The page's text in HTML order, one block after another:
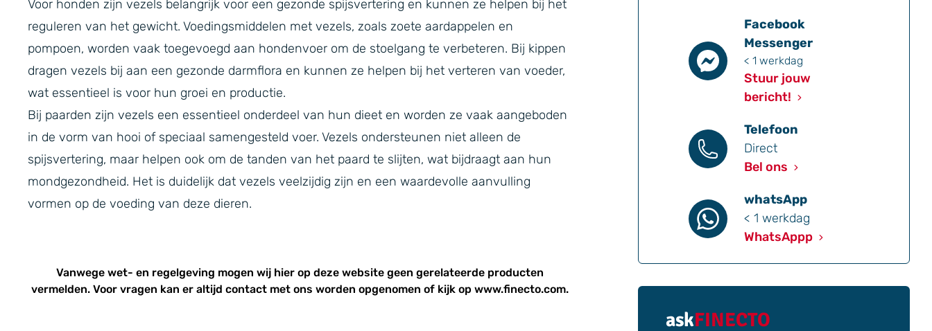
Voor honden zijn vezels belangrijk voor een gezonde spijsvertering en kunnen ze helpen bij het
reguleren van het gewicht. Voedingsmiddelen met vezels, zoals zoete aardappelen en
pompoen, worden vaak toegevoegd aan hondenvoer om de stoelgang te verbeteren. Bij kippen
dragen vezels bij aan een gezonde darmflora en kunnen ze helpen bij het verteren van voeder,
wat essentieel is voor hun groei en productie.
Bij paarden zijn vezels een essentieel onderdeel van hun dieet en worden ze vaak aangeboden
in de vorm van hooi of speciaal samengesteld voer. Vezels ondersteunen niet alleen de
spijsvertering, maar helpen ook om de tanden van het paard te slijten, wat bijdraagt aan hun
mondgezondheid. Het is duidelijk dat vezels veelzijdig zijn en een waardevolle aanvulling
vormen op de voeding van deze dieren.
Vanwege wet- en regelgeving mogen wij hier op deze website geen gerelateerde producten
vermelden. Voor vragen kan er altijd contactmet ons worden opgenomen of kijk op www.finecto.com.
Facebook
Messenger
< 1 werkdag
Stuur jouw
bericht!
Telefoon
Direct
Bel ons
whatsApp
< 1 werkdag
WhatsAppp
askFINECTO